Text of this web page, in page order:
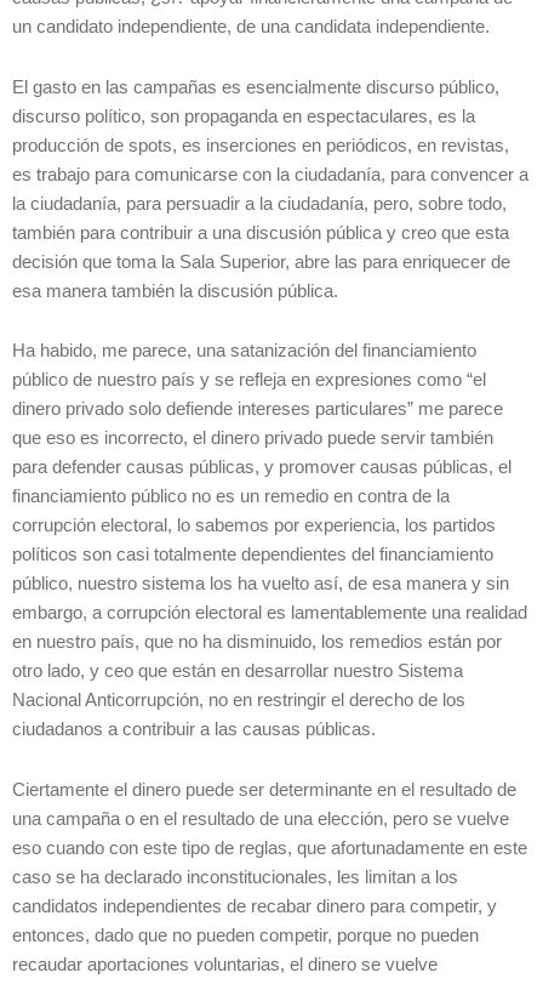
un candidato independiente, de una candidata independiente.
El gasto en las campañas es esencialmente discurso público,
discurso político, son propaganda en espectaculares, es la
producción de spots, es inserciones en periódicos, en revistas,
es trabajo para comunicarse con la ciudadanía, para convencer a
la ciudadanía, para persuadir a la ciudadanía, pero, sobre todo,
también para contribuir a una discusión pública y creo que esta
decisión que toma la Sala Superior, abre las para enriquecer de
esa manera también la discusión pública.
Ha habido, me parece, una satanización del financiamiento
público de nuestro país y se refleja en expresiones como “el
dinero privado solo defiende intereses particulares” me parece
que eso es incorrecto, el dinero privado puede servir también
para defender causas públicas, y promover causas públicas, el
financiamiento público no es un remedio en contra de la
corrupción electoral, lo sabemos por experiencia, los partidos
políticos son casi totalmente dependientes del financiamiento
público, nuestro sistema los ha vuelto así, de esa manera y sin
embargo, a corrupción electoral es lamentablemente una realidad
en nuestro país, que no ha disminuido, los remedios están por
otro lado, y ceo que están en desarrollar nuestro Sistema
Nacional Anticorrupción, no en restringir el derecho de los
ciudadanos a contribuir a las causas públicas.
Ciertamente el dinero puede ser determinante en el resultado de
una campaña o en el resultado de una elección, pero se vuelve
eso cuando con este tipo de reglas, que afortunadamente en este
caso se ha declarado inconstitucionales, les limitan a los
candidatos independientes de recabar dinero para competir, y
entonces, dado que no pueden competir, porque no pueden
recaudar aportaciones voluntarias, el dinero se vuelve